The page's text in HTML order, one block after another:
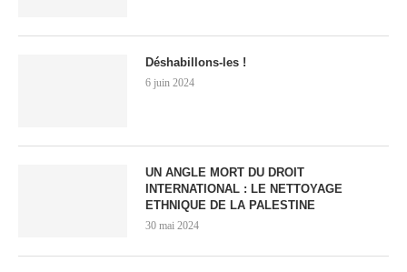
Déshabillons-les !
6 juin 2024
UN ANGLE MORT DU DROIT
INTERNATIONAL : LE NETTOYAGE
ETHNIQUE DE LA PALESTINE
30 mai 2024